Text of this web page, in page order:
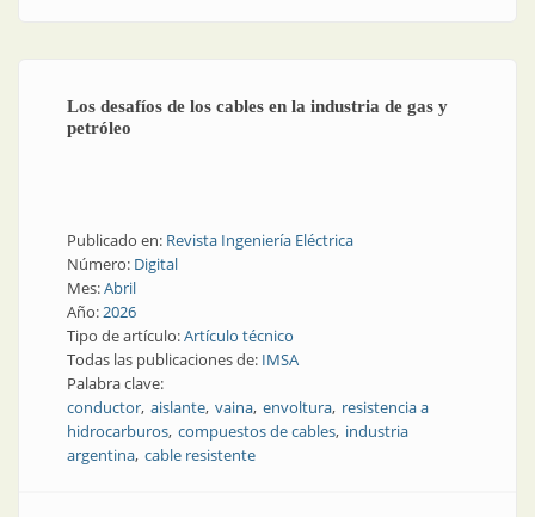
Los desafíos de los cables en la industria de gas y
petróleo
Publicado en: Revista Ingeniería Eléctrica
Número: Digital
Mes:Abril
Año:2026
Tipo de artículo:Artículo técnico
Todas las publicaciones de: IMSA
Palabra clave:
conductor aislante vaina envoltura resistencia a
hidrocarburos compuestos de cables industria
argentina cable resistente